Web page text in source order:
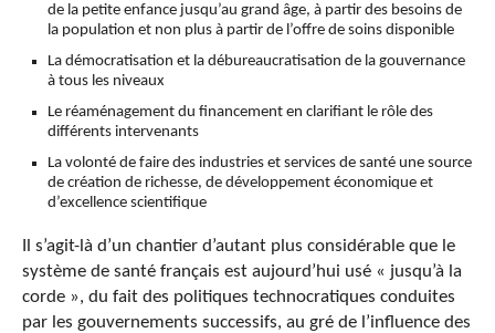
de la petite enfance jusqu’au grand âge, à partir des besoins de
la population et non plus à partir de l’offre de soins disponible
La démocratisation et la débureaucratisation de la gouvernance
à tous les niveaux
Le réaménagement du financement en clarifiant le rôle des
différents intervenants
La volonté de faire des industries et services de santé une source
de création de richesse, de développement économique et
d’excellence scientifique
Il s’agit-là d’un chantier d’autant plus considérable que le
système de santé français est aujourd’hui usé « jusqu’à la
corde », du fait des politiques technocratiques conduites
par les gouvernements successifs, au gré de l’influence des